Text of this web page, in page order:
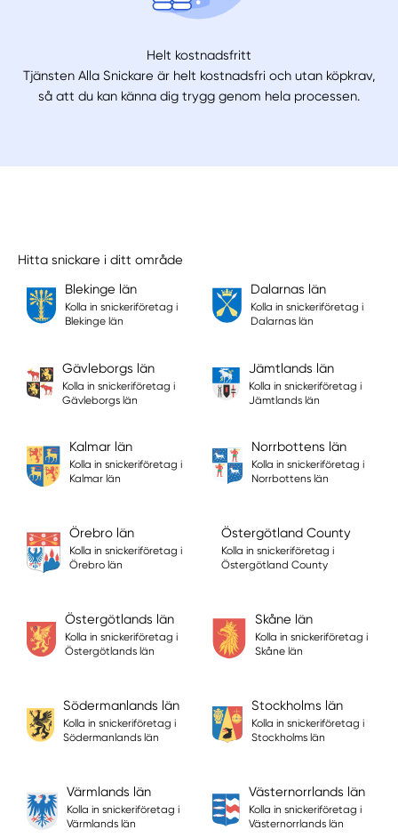
Helt kostnadsfritt
Tjänsten Alla Snickare är helt kostnadsfri och utan köpkrav,
så att du kan känna dig trygg genom hela processen.
Hitta snickare i ditt område
Blekinge län
Kolla in snickeriföretag i
Blekinge län
Dalarnas län
Kolla in snickeriföretag i
Dalarnas län
Gävleborgs län
Kolla in snickeriföretag i
Gävleborgs län
Jämtlands län
Kolla in snickeriföretag i
Jämtlands län
Kalmar län
Kolla in snickeriföretag i
Kalmar län
Norrbottens län
Kolla in snickeriföretag i
Norrbottens län
Örebro län
Kolla in snickeriföretag i
Örebro län
Östergötland County
Kolla in snickeriföretag i
Östergötland County
Östergötlands län
Kolla in snickeriföretag i
Östergötlands län
Skåne län
Kolla in snickeriföretag i
Skåne län
Södermanlands län
Kolla in snickeriföretag i
Södermanlands län
Stockholms län
Kolla in snickeriföretag i
Stockholms län
Värmlands län
Kolla in snickeriföretag i
Värmlands län
Västernorrlands län
Kolla in snickeriföretag i
Västernorrlands län